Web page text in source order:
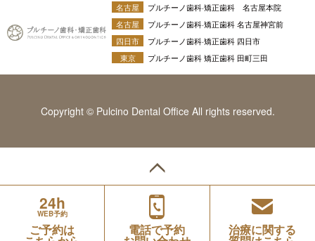
名古屋
プルチーノ歯科·矯正歯科 名古屋本院
名古屋
プルチーノ歯科·矯正歯科 名古屋神宮前
四日市
プルチーノ歯科·矯正歯科 四日市
東京
プルチーノ歯科 矯正歯科 田町三田
Copyright © Pulcino Dental Office All rights reserved.
24h
WEB予約
ご予約は 電話で予約 治療に関する